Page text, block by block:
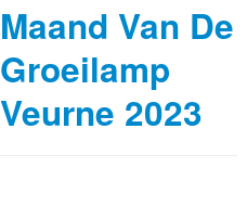
Maand Van De
Groeilamp
Veurne 2023